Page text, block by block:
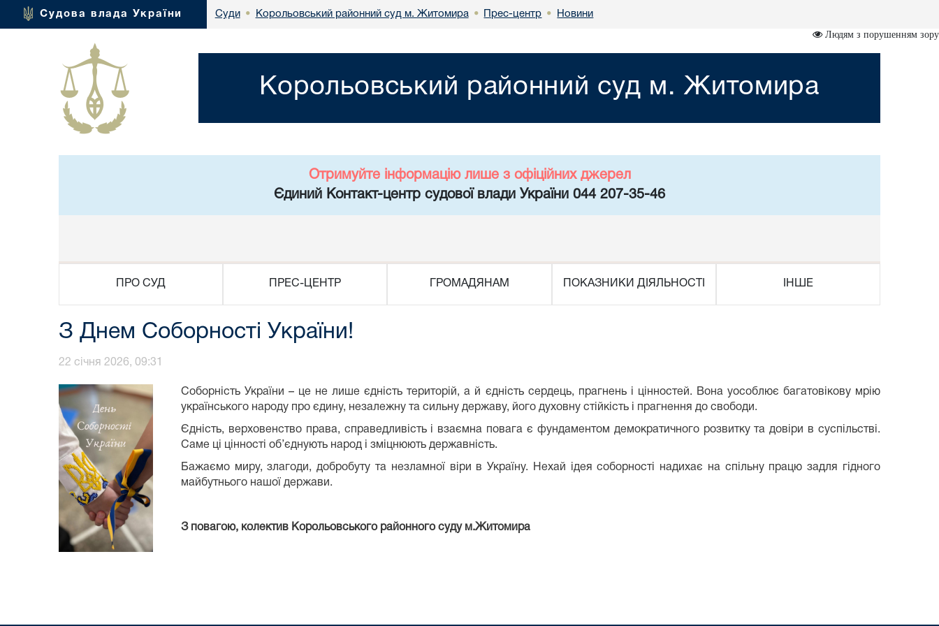
Судова влада України Суди • Корольовський районний суд м. Житомира • Прес-центр • Новини
Людям з порушенням зору
Корольовський районний суд м. Житомира
Отримуйте інформацію лише з офіційних джерел
Єдиний Контакт-центр судової влади України 044 207-35-46
ПРО СУД ПРЕС-ЦЕНТР ГРОМАДЯНАМ ПОКАЗНИКИ ДІЯЛЬНОСТІ ІНШЕ
З Днем Соборності України!
22 січня 2026, 09:31
Соборність України – це не лише єдність територій, а й єдність сердець, прагнень і цінностей. Вона уособлює багатовікову мрію
українського народу про єдину, незалежну та сильну державу, його духовну стійкість і прагнення до свободи.
Єдність, верховенство права, справедливість і взаємна повага є фундаментом демократичного розвитку та довіри в суспільстві.
Саме ці цінності об’єднують народ і зміцнюють державність.
Бажаємо миру, злагоди, добробуту та незламної віри в Україну. Нехай ідея соборності надихає на спільну працю задля гідного
майбутнього нашої держави.
З повагою, колектив Корольовського районного суду м.Житомира